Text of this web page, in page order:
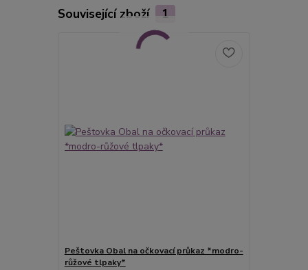
Související zboží 1
Peštovka Obal na očkovací průkaz *modro-
růžové tlpaky*